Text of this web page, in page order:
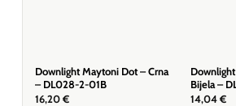
Downlight Maytoni Dot – Crna
– DL028-2-01B
16,20 €
Bijela –
14,04 €